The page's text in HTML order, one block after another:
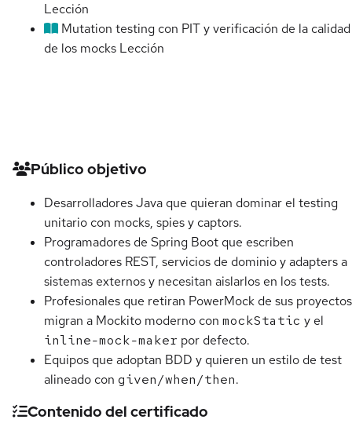
Lección
Mutation testing con PIT y verificación de la calidad
de los mocks Lección
Detalles del curso
Público objetivo
Desarrolladores Java que quieran dominar el testing
unitario con mocks, spies y captors.
Programadores de Spring Boot que escriben
controladores REST, servicios de dominio y adapters a
sistemas externos y necesitan aislarlos en los tests.
Profesionales que retiran PowerMock de sus
migran a Mockito moderno con mockStatic y el
inline-mock-maker por defecto.
Equipos que adoptan BDD y quieren un estilo de test
alineado con given/when/then.
Contenido del certificado